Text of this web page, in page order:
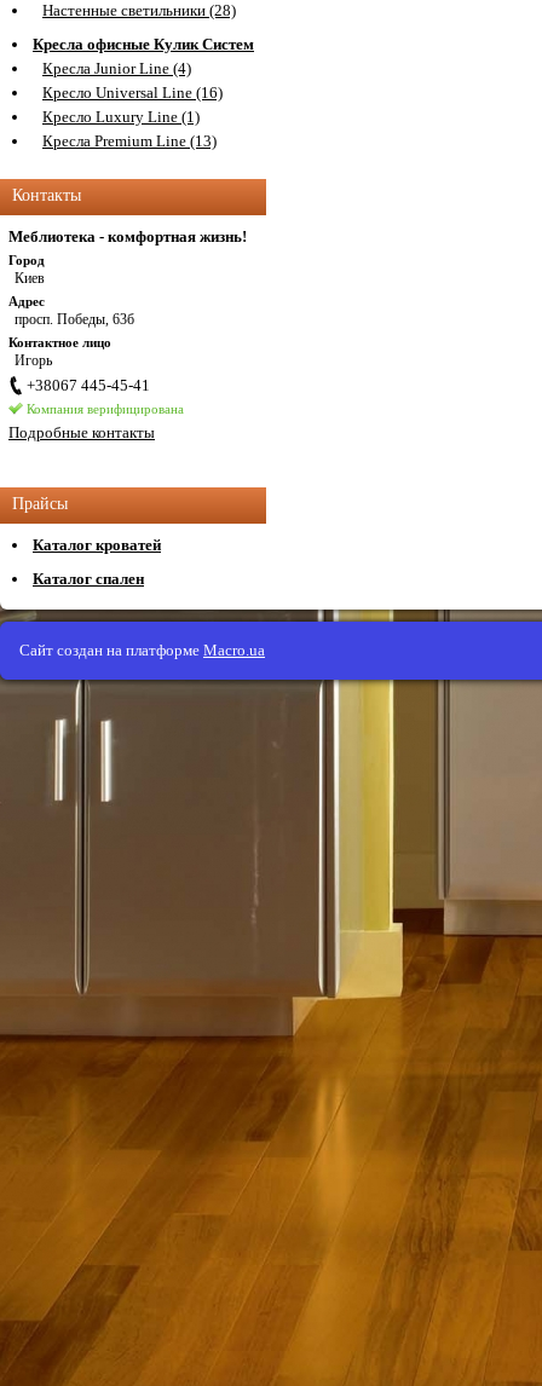
Настенные светильники (28)
Кресла офисные Кулик Систем
Кресла Junior Line (4)
Кресло Universal Line (16)
Кресло Luxury Line (1)
Кресла Premium Line (13)
Контакты
Меблиотека - комфортная жизнь!
Город
Киев
Адрес
просп. Победы, 63б
Контактное лицо
Игорь
+38067 445-45-41
Компания верифицирована
Подробные контакты
Прайсы
Каталог кроватей
Каталог спален
Сайт создан на платформе Macro.ua